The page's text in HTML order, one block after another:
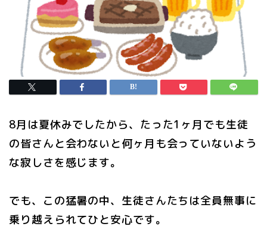
8月は夏休みでしたから、たった1ヶ月でも生徒
の皆さんと会わないと何ヶ月も会っていないよう
な寂しさを感じます。
でも、この猛暑の中、生徒さんたちは全員無事に
乗り越えられてひと安心です。